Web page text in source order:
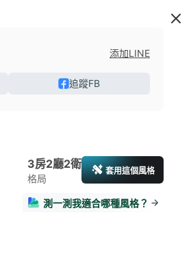
添加LINE
追蹤FB
3房2廳2衛
格局
套用這個風格
測一測我適合哪種風格？